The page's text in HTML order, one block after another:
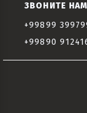
ЗВОНИТЕ НАМ
+99899
+99890